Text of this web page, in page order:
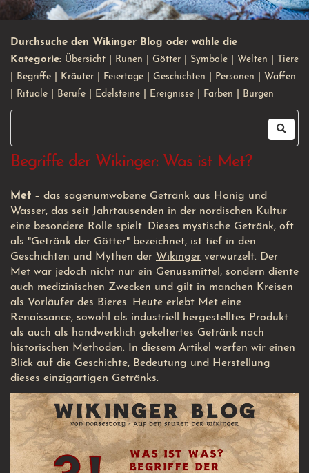
Durchsuche den Wikinger Blog oder wähle die
Kategorie: Übersicht Runen Götter Symbole Welten
Tiere
Begriffe Kräuter Feiertage Geschichten Personen
Waffen
Rituale Berufe Edelsteine Ereignisse Farben Burgen
Begriffe der Wikinger: Was ist Met?
Met – das sagenumwobene Getränk aus Honig und
Wasser, das seit Jahrtausenden in der nordischen Kultur
eine besondere Rolle spielt. Dieses mystische Getränk, oft
als "Getränk der Götter" bezeichnet, ist tief in den
Geschichten und Mythen der Wikinger verwurzelt. Der
Met war jedoch nicht nur ein Genussmittel, sondern diente
auch medizinischen Zwecken und gilt in manchen Kreisen
als Vorläufer des Bieres. Heute erlebt Met eine
Renaissance, sowohl als industriell hergestelltes Produkt
als auch als handwerklich gekeltertes Getränk nach
historischen Methoden. In diesem Artikel werfen wir einen
Blick auf die Geschichte, Bedeutung und Herstellung
dieses einzigartigen Getränks.